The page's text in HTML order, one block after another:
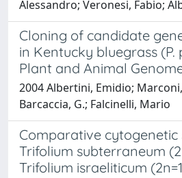
Alessandro; Veronesi, Fabio;
Cloning of candidate
in Kentucky bluegrass (P.
Plant and Animal
2004 Albertini, Emidio;
Barcaccia, G.; Falcinelli, Mario
Comparative cytogenetic
Trifolium subterraneum
Trifolium israeliticum